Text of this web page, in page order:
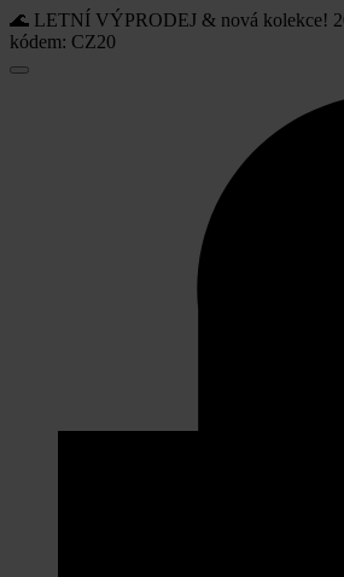
🌊 LETNÍ VÝPRODEJ & nová kolekce!
kódem: CZ20